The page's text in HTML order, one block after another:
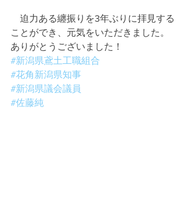
迫力ある纏振りを3年ぶりに拝見する
ことができ、元気をいただきました。
ありがとうございました！
#新潟県鳶土工職組合
#花角新潟県知事
#新潟県議会議員
#佐藤純